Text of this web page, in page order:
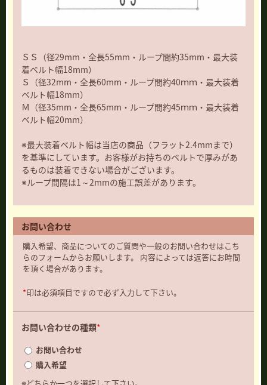
ＳＳ（径29mm・全長55mm・ループ間約35mm・最大装
着ベルト幅18mm）
Ｓ（径32mm・全長60mm・ループ間約40ｍｍ・最大装着
ベルト幅18mm）
Ｍ（径35mm・全長65mm・ループ間約45ｍｍ・最大装着
ベルト幅20mm）
※最大装着ベルト幅は当店の商品（フラット2.4mmまで）
を基準にしています。お客様がお持ちのベルトで厚みがあ
るものは装着できない場合がございます。
※ループ間隔は1～2mmの施工誤差があります。
お問い合わせ
購入希望、商品についてのご質問や一般のお問い合わせはこち
らのフォームからお願いします。 内容によっては返答にお時間
を頂く場合があります。
*印は必須項目ですので必ず入力して下さい。
お問い合わせの種類*
お問い合わせ
購入希望